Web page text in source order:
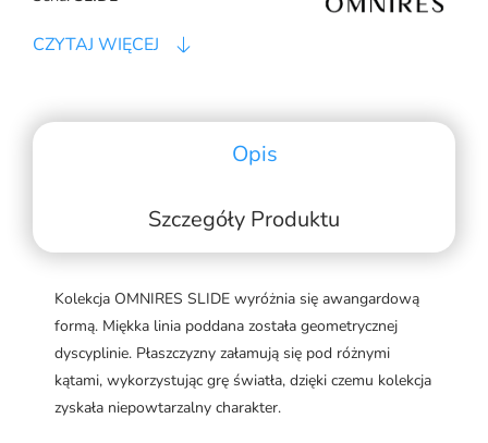
CZYTAJ WIĘCEJ
Opis
Szczegóły Produktu
Kolekcja OMNIRES SLIDE wyróżnia się awangardową
formą. Miękka linia poddana została geometrycznej
dyscyplinie. Płaszczyzny załamują się pod różnymi
kątami, wykorzystując grę światła, dzięki czemu kolekcja
zyskała niepowtarzalny charakter.